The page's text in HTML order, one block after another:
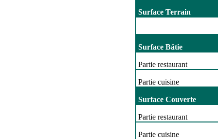
Surface Terrain
Surface Bâtie
Partie restaurant
Partie cuisine
Surface Couverte
Partie restaurant
Partie cuisine